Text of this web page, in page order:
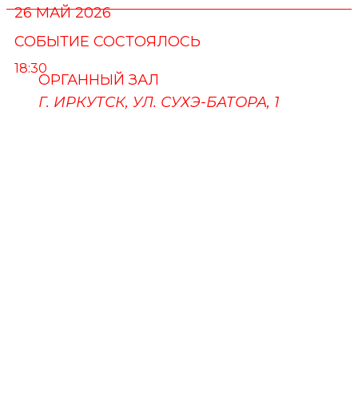
26 МАЙ 2026
СОБЫТИЕ СОСТОЯЛОСЬ
18:30
ОРГАННЫЙ ЗАЛ
Г. ИРКУТСК, УЛ. СУХЭ-БАТОРА, 1